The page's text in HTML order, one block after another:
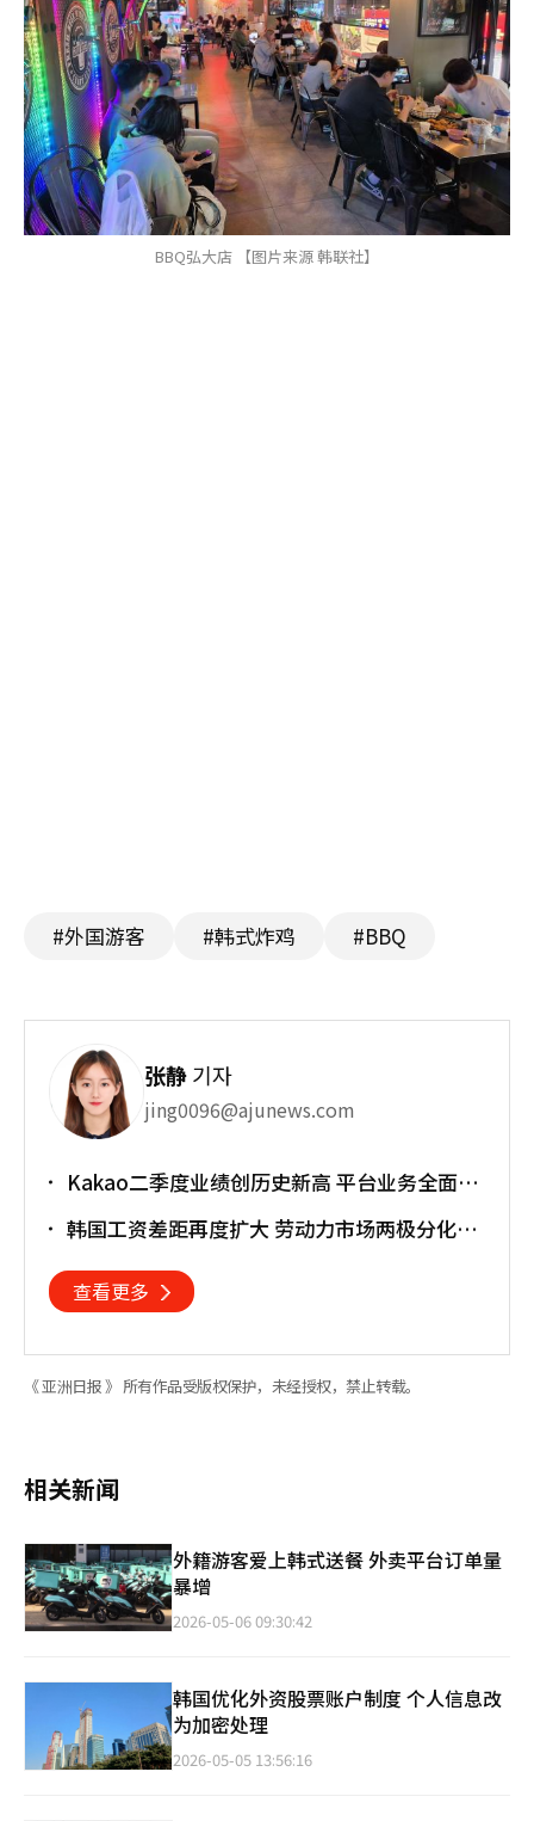
BBQ弘大店 【图片来源 韩联社】
#外国游客 #韩式炸鸡 #BBQ
张静기자
jing0096@ajunews.com
Kakao二季度业绩创历史新高 平台业务全面增
韩国工资差距再度扩大 劳动力市场两极分化加
查看更多
《 亚洲日报 》 所有作品受版权保护，未经授权，禁止转载。
相关新闻
外籍游客爱上韩式送餐 外卖平台订单量
暴增
2026-05-06 09:30:42
韩国优化外资股票账户制度 个人信息改
为加密处理
2026-05-05 13:56:16